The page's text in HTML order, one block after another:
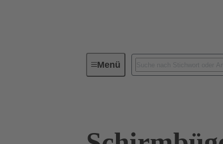
MenüIndustrie-Steckverbinder / Han®